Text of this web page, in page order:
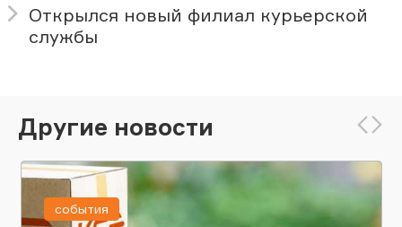
Открылся новый филиал курьерской
службы
Другие новости
события